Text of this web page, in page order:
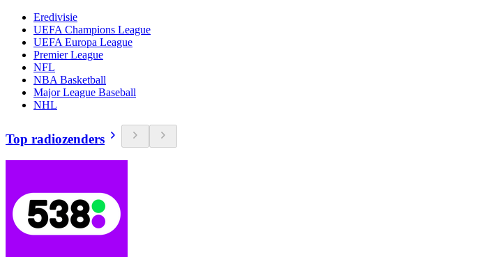
Eredivisie
UEFA Champions League
UEFA Europa League
Premier League
NFL
NBA Basketball
Major League Baseball
NHL
Top radiozenders